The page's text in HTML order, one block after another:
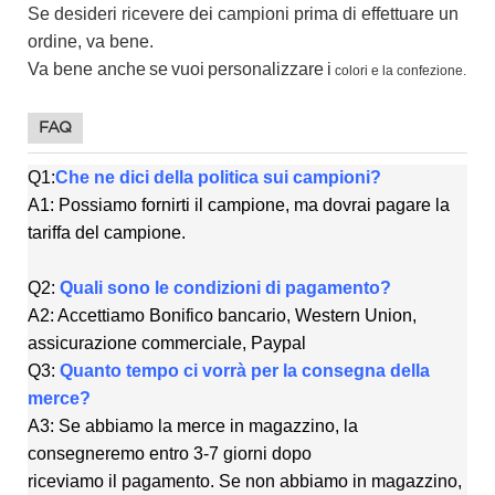
Se desideri ricevere dei campioni prima di effettuare un
ordine, va bene.
Va bene anchesevuoi personalizzare i colori e la confezione.
FAQ
Q1:Che ne dici della politica sui campioni?
A1: Possiamo fornirti il ​​campione, ma dovrai pagare la
tariffa del campione.
Q2: Quali sono le condizioni di pagamento?
A2: Accettiamo Bonifico bancario, Western Union,
assicurazione commerciale, Paypal
Q3: Quanto tempo ci vorrà per la consegna della
merce?
A3: Se abbiamo la merce in magazzino, la
consegneremo entro 3-7 giorni dopo
riceviamo il pagamento. Se non abbiamo in magazzino,